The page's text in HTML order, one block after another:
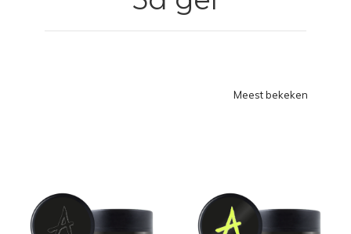
Meest bekeken